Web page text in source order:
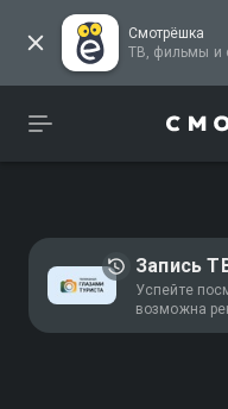
Смотрёшка
Запись
Успейте
возможна